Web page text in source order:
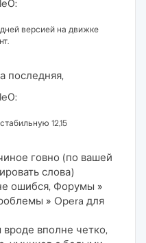
версией на движке
последняя,
12,15
говно (по вашей
слова)
ошибся, Форумы »
» Opera для
вполне четко,